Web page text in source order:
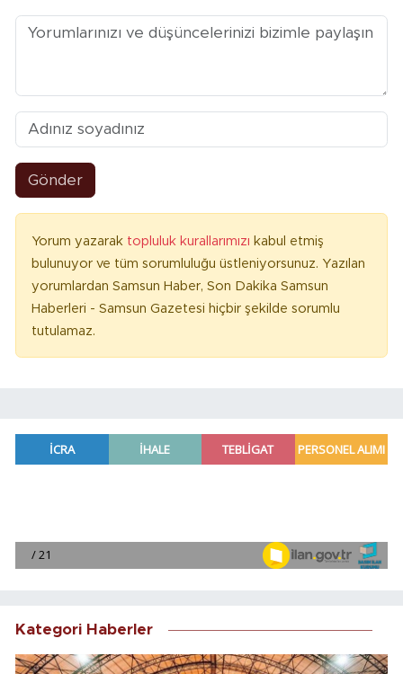
Gönder
Yorum yazarak topluluk kurallarımızı kabul etmiş
bulunuyor ve tüm sorumluluğu üstleniyorsunuz. Yazılan
yorumlardan Samsun Haber, Son Dakika Samsun
Haberleri - Samsun Gazetesi hiçbir şekilde sorumlu
tutulamaz.
Kategori Haberler